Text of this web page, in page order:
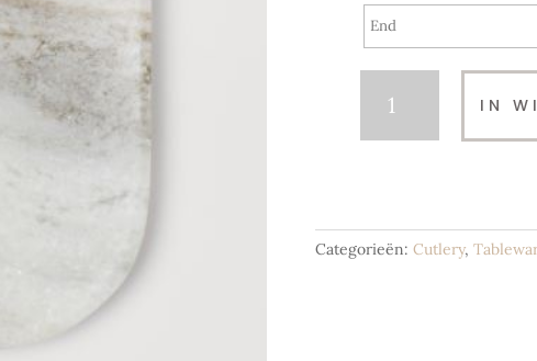
Plates
Beige
aantal
IN
Categorieën: Cutlery,